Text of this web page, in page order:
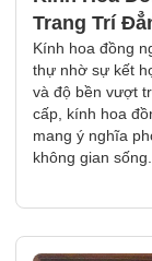
Trang Trí
Kính hoa đồng
thự nhờ sự kết
và độ bền vượt
cấp, kính hoa
mang ý nghĩa
không gian sống.